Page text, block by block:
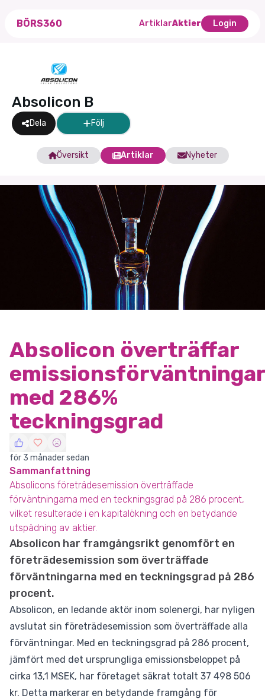
BÖRS360 ArtiklarAktier Login
Absolicon B
Dela Följ
Översikt Artiklar Nyheter
Absolicon överträffar
emissionsförväntningar
med 286%
teckningsgrad
för 3 månader sedan
Sammanfattning
Absolicons företrädesemission överträffade
förväntningarna med en teckningsgrad på 286 procent,
vilket resulterade i en kapitalökning och en betydande
utspädning av aktier.
Absolicon har framgångsrikt genomfört en
företrädesemission som överträffade
förväntningarna med en teckningsgrad på 286
procent.
Absolicon, en ledande aktör inom solenergi, har nyligen
avslutat sin företrädesemission som överträffade alla
förväntningar. Med en teckningsgrad på 286 procent,
jämfört med det ursprungliga emissionsbeloppet på
cirka 13,1 MSEK, har företaget säkrat totalt 37 498 506
kr. Detta markerar en betydande framgång för